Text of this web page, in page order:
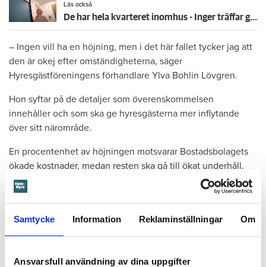
Samtycke Information Reklaminställningar Om
Ansvarsfull användning av dina uppgifter
Läs också
De har hela kvarteret inomhus - Inger träffar grannarna på Härliga gränd
– Ingen vill ha en höjning, men i det här fallet tycker jag att
den är okej efter omständigheterna, säger
Hyresgästföreningens förhandlare Ylva Bohlin Lövgren.
Hon syftar på de detaljer som överenskommelsen
innehåller och som ska ge hyresgästerna mer inflytande
över sitt närområde.
En procentenhet av höjningen motsvarar Bostadsbolagets
ökade kostnader, medan resten ska gå till ökat underhåll.
Läs också
Radhusens dåliga brandskydd fixas inte - Hyresgästen Ida: "Det är katastrof"
förbättringar i utemiljön. Det blir verkligt boinflytande för